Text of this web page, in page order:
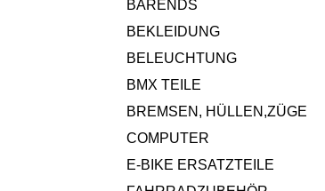
BARENDS
BEKLEIDUNG
BELEUCHTUNG
BMX TEILE
BREMSEN, HÜLLEN,ZÜGE
COMPUTER
E-BIKE ERSATZTEILE